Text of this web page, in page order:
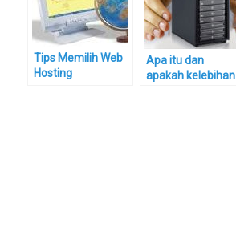
Tips Memilih Web
Hosting
Apa itu dan
apakah kelebihan